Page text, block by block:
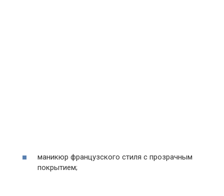
маникюр французского стиля с прозрачным
покрытием;